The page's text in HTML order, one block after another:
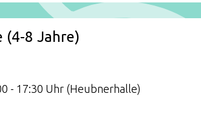
(4-8 Jahre)
- 17:30 Uhr (Heubnerhalle)